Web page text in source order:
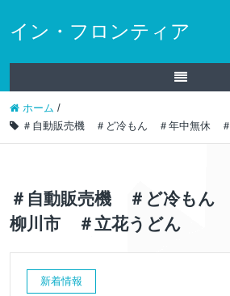
イン・フロンティア
ホーム /
＃自動販売機 ＃ど冷もん ＃年中無休
＃自動販売機 ＃ど冷も
柳川市 ＃立花うどん
新着情報